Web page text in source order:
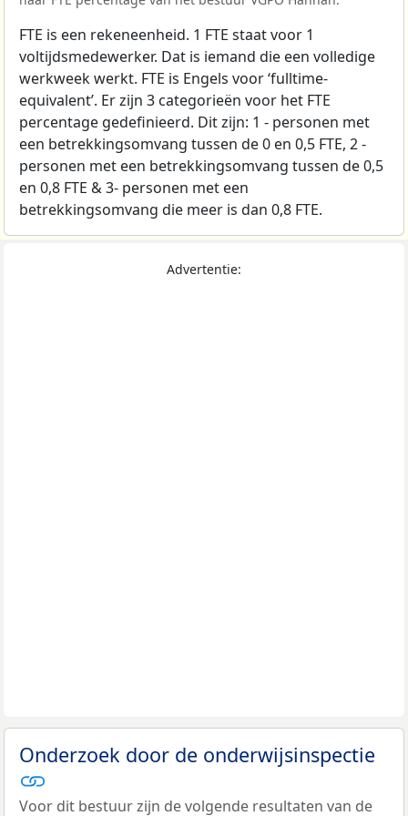
FTE is een rekeneenheid. 1 FTE staat voor 1
voltijdsmedewerker. Dat is iemand die een volledige
werkweek werkt. FTE is Engels voor ‘fulltime-
equivalent’. Er zijn 3 categorieën voor het FTE
percentage gedefinieerd. Dit zijn: 1 - personen met
een betrekkingsomvang tussen de 0 en 0,5 FTE, 2 -
personen met een betrekkingsomvang tussen de 0,5
en 0,8 FTE & 3- personen met een
betrekkingsomvang die meer is dan 0,8 FTE.
Advertentie:
Onderzoek door de onderwijsinspectie
Voor dit bestuur zijn de volgende resultaten van de